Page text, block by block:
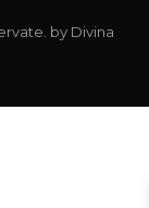
by Divina